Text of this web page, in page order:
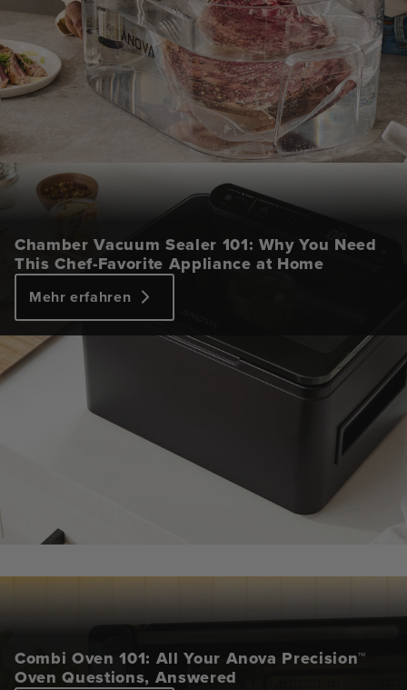
Chamber Vacuum Sealer 101: Why You Need
This Chef-Favorite Appliance at Home
Mehr erfahren
Combi Oven 101: All Your Anova Precision™
Oven Questions, Answered